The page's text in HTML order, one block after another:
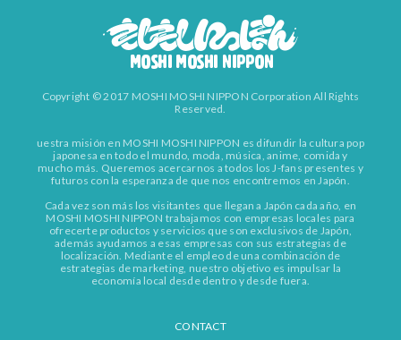
Copyright © 2017 MOSHI MOSHI NIPPON Corporation All Rights
Reserved.
uestra misión en MOSHI MOSHI NIPPON es difundir la cultura pop
japonesa en todo el mundo, moda, música, anime, comida y
mucho más. Queremos acercarnos a todos los J-fans presentes y
futuros con la esperanza de que nos encontremos en Japón.
Cada vez son más los visitantes que llegan a Japón cada año, en
MOSHI MOSHI NIPPON trabajamos con empresas locales para
ofrecerte productos y servicios que son exclusivos de Japón,
además ayudamos a esas empresas con sus estrategias de
localización. Mediante el empleo de una combinación de
estrategias de marketing, nuestro objetivo es impulsar la
economía local desde dentro y desde fuera.
CONTACT